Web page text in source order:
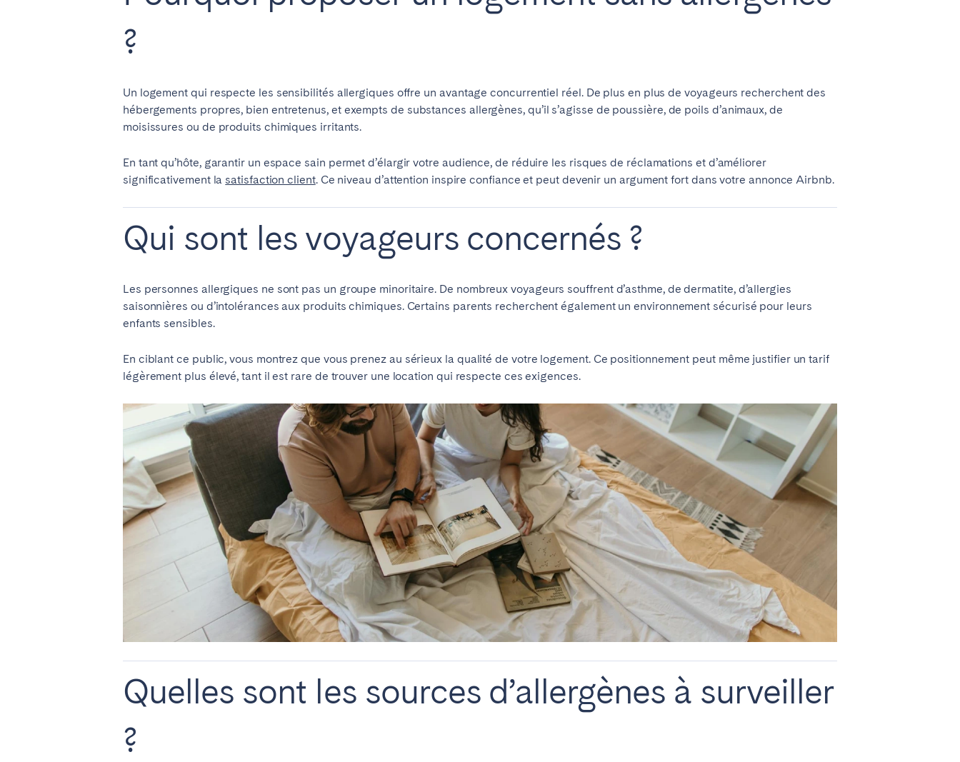
?
Un logement qui respecte les sensibilités allergiques offre un avantage concurrentiel réel. De plus en plus de voyageurs recherchent des
hébergements propres, bien entretenus, et exempts de substances allergènes, qu’il s’agisse de poussière, de poils d’animaux, de
moisissures ou de produits chimiques irritants.
En tant qu’hôte, garantir un espace sain permet d’élargir votre audience, de réduire les risques de réclamations et d’améliorer
significativement la satisfaction client. Ce niveau d’attention inspire confiance et peut devenir un argument fort dans votre annonce Airbnb.
Qui sont les voyageurs concernés ?
Les personnes allergiques ne sont pas un groupe minoritaire. De nombreux voyageurs souffrent d’asthme, de dermatite, d’allergies
saisonnières ou d’intolérances aux produits chimiques. Certains parents recherchent également un environnement sécurisé pour leurs
enfants sensibles.
En ciblant ce public, vous montrez que vous prenez au sérieux la qualité de votre logement. Ce positionnement peut même justifier un tarif
légèrement plus élevé, tant il est rare de trouver une location qui respecte ces exigences.
Quelles sont les sources d’allergènes à surveiller
?
ESPAGNE
Mallorca
Marbella Salamanca Saint-Sébastien
Valencia
ANDALUSIA
CANARY ISLANDS
Lanzarote
Tenerife
SWITZERLAND
Basel Bern Geneva Lucerne
Zug
Zürich
ÉMIRATS ARABES UNIS
ROYAUME-UNI
ANGLETERRE
Bath
Birmingham Bristol Liverpool
Londres
Manchester
SCOTLAND